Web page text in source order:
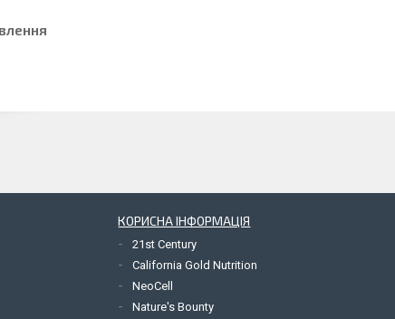
КОРИСНА ІНФОРМАЦІЯ
21st Century
California Gold Nutrition
NeoCell
Nature's Bounty